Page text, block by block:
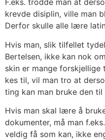
F.eks. trod­de man at
krev­de disi­plin, vil­le man
Der­for skul­le alle lære
Hvis man, slik til­fel­let
Ber­tel­sen, ikke kan nok
skin er man­ge
kes til, vil man tro at
ting kan man bru­ke den til
Hvis man skal lære å
doku­men­ter, må man
vel­dig få som kan, ikke